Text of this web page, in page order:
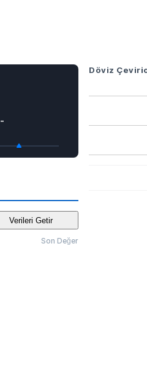
Verileri Getir
Son Değer
Döviz